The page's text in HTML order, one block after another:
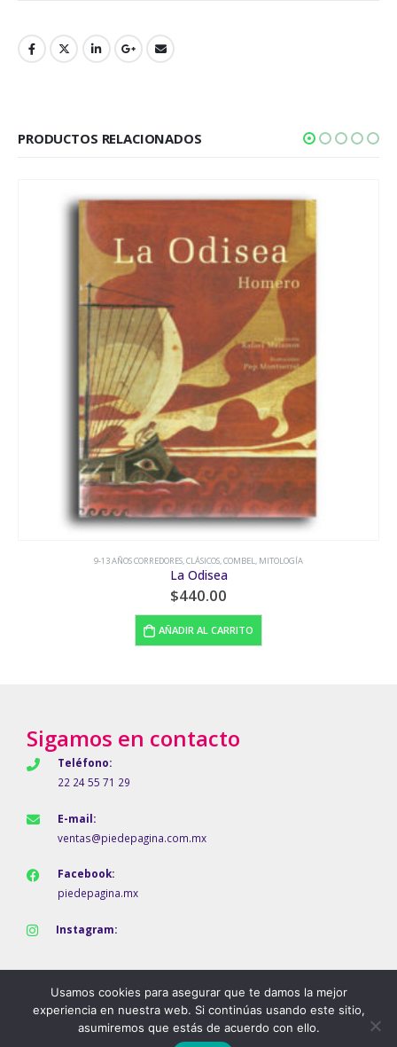
PRODUCTOS RELACIONADOS
9-13 AÑOS CORREDORES,FONDO DE CULTURA ECONÓMICA,HUMOR
Léperas contra mocosos
$50.00
LEER MÁS
Sigamos en contacto
Teléfono:
22 24 55 71 29
E-mail:
ventas@piedepagina.com.mx
Facebook:
piedepagina.mx
Instagram:
Usamos cookies para asegurar que te damos la mejor
experiencia en nuestra web. Si continúas usando este sitio,
asumiremos que estás de acuerdo con ello.